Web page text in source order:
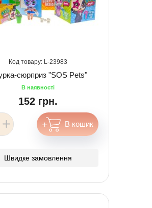
23983
сюрприз "SOS Pets"
152 грн.
Швидке замовлення